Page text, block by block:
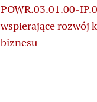
POWR.03.01.00-
wspierające rozwój
biznesu